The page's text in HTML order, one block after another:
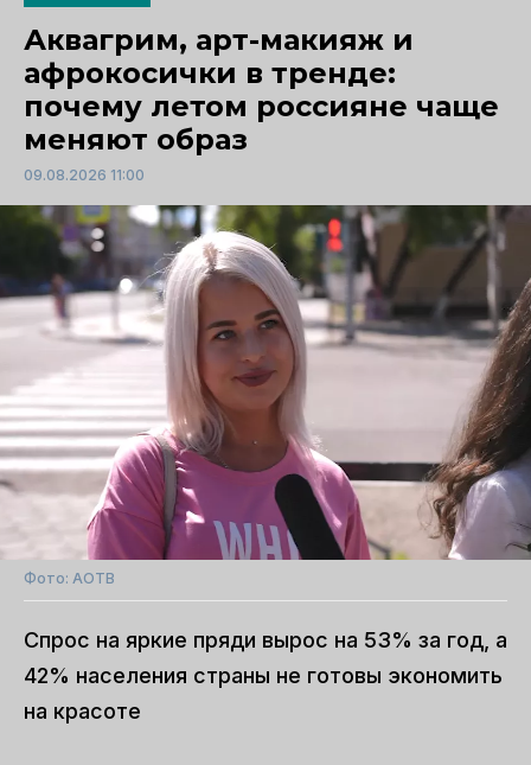
Аквагрим, арт-макияж и
афрокосички в тренде:
почему летом россияне чаще
меняют образ
09.08.2026 11:00
Фото: АОТВ
Спрос на яркие пряди вырос на 53% за год, а
42% населения страны не готовы экономить
на красоте